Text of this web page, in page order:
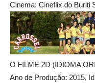
Cinema: Cineflix do Buriti
O FILME 2D (IDIOMA
Ano de Produção: 2015,